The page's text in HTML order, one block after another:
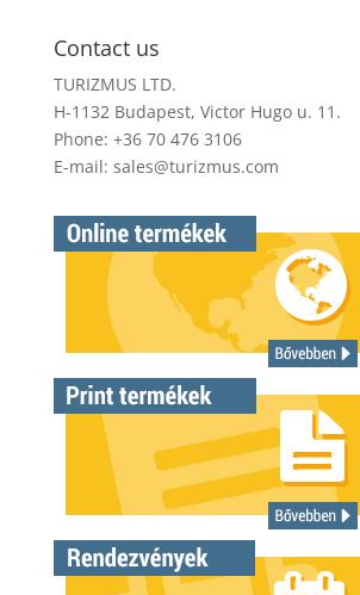
Contact us
TURIZMUS LTD.
H-1132 Budapest, Victor Hugo u. 11.
Phone: +36 70 476 3106
E-mail: sales@turizmus.com